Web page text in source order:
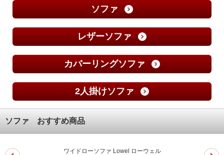
ソファ
レザーソファ
カバーリングソファ
2人掛けソファ
ソファ おすすめ商品
ワイドローソファ Lowel ローウェル